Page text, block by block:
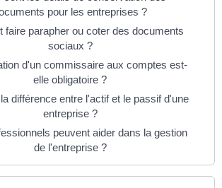
pour les entreprises ?
faire parapher ou coter des documents
sociaux ?
d'un commissaire aux comptes est-
elle obligatoire ?
différence entre l'actif et le passif d'une
entreprise ?
peuvent aider dans la gestion
de l'entreprise ?